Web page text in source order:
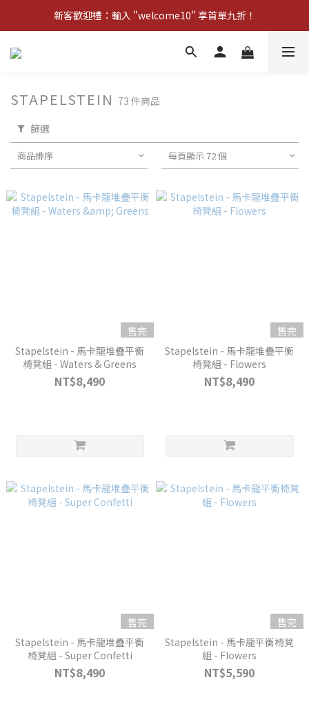
新客歡迎禮：輸入 "welcome10" 享首單九折！
新客歡迎禮：輸入 "welcome10" 享首單九折！
Pom d'Api 畢業特典 · 全品項買一送一
STAPELSTEIN 73 件商品
篩選
商品排序 每頁顯示 72 個
售完
Stapelstein - 馬卡龍堆疊平衡
椅凳組 - Waters & Greens
NT$8,490
售完
Stapelstein - 馬卡龍堆疊平衡
椅凳組 - Flowers
NT$8,490
售完
Stapelstein - 馬卡龍堆疊平衡
椅凳組 - Super Confetti
NT$8,490
售完
Stapelstein - 馬卡龍平衡椅凳
組 - Flowers
NT$5,590